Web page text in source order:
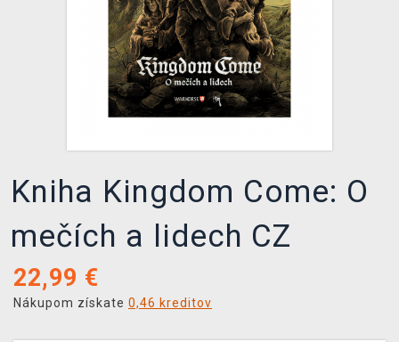
Kniha Kingdom Come: O
mečích a lidech CZ
22,99 €
Nákupom získate 0,46 kreditov